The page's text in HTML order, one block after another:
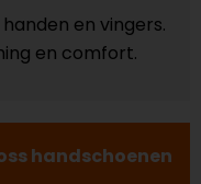
en vingers.
en comfort.
handschoenen